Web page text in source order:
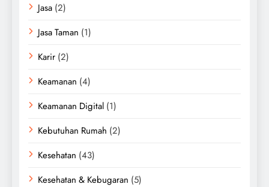
Jasa (2)
Jasa Taman (1)
Karir (2)
Keamanan (4)
Keamanan Digital (1)
Kebutuhan Rumah (2)
Kesehatan (43)
Kesehatan & Kebugaran (5)